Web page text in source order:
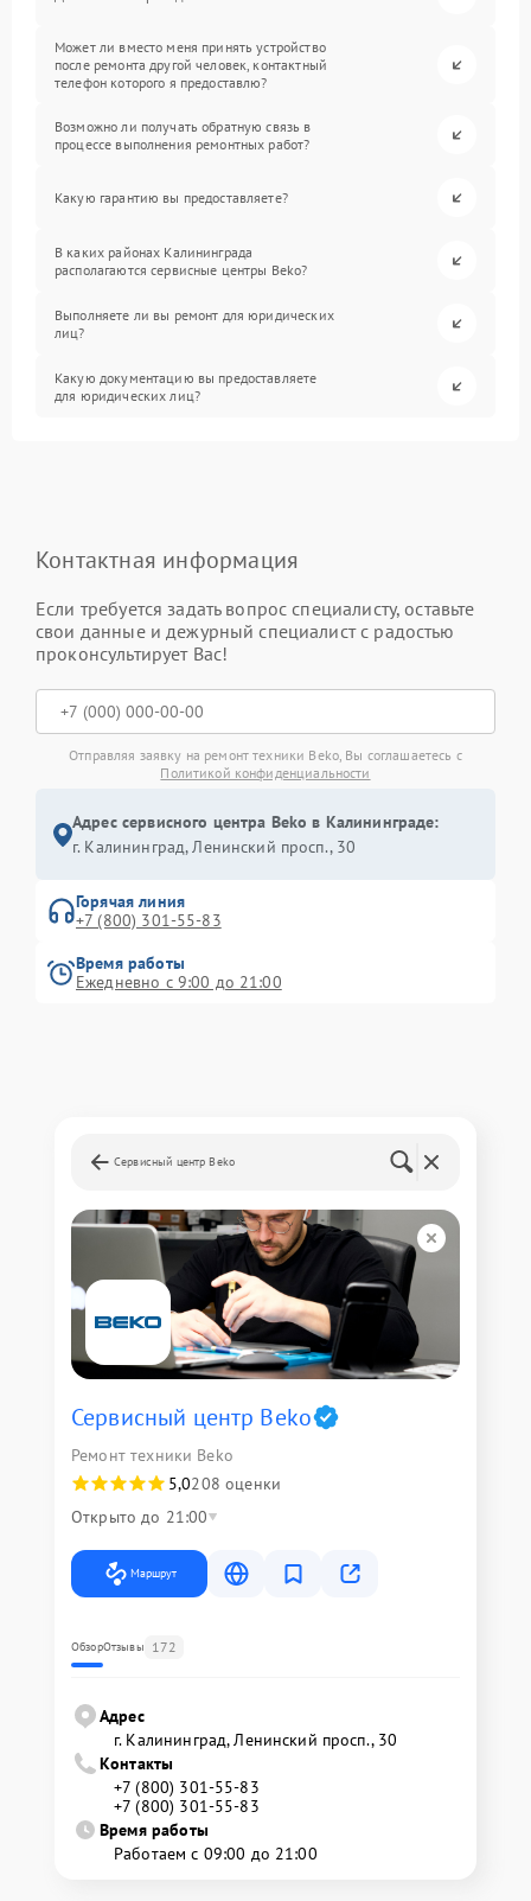
Может ли вместо меня принять устройство
после ремонта другой человек, контактный
телефон которого я предоставлю?
Возможно ли получать обратную связь в
процессе выполнения ремонтных работ?
Какую гарантию вы предоставляете?
В каких районах Калининграда
располагаются сервисные центры Beko?
Выполняете ли вы ремонт для юридических
лиц?
Какую документацию вы предоставляете
для юридических лиц?
Контактная информация
Если требуется задать вопрос специалисту, оставьте
свои данные и дежурный специалист с радостью
проконсультирует Вас!
Отправляя заявку на ремонт техники Beko, Вы соглашаетесь с
Политикой конфиденциальности
Адрес сервисного центра Beko в Калининграде:
г. Калининград, Ленинский просп., 30
Горячая линия
+7 (800) 301-55-83
Время работы
Ежедневно с 9:00 до 21:00
Сервисный центр Beko
Сервисный центр Beko
Ремонт техники Beko
5,0208 оценки
Открыто до 21:00
Маршрут
ОбзорОтзывы 172
Адрес
г. Калининград, Ленинский просп., 30
Контакты
+7 (800) 301-55-83
+7 (800) 301-55-83
Время работы
Работаем с 09:00 до 21:00